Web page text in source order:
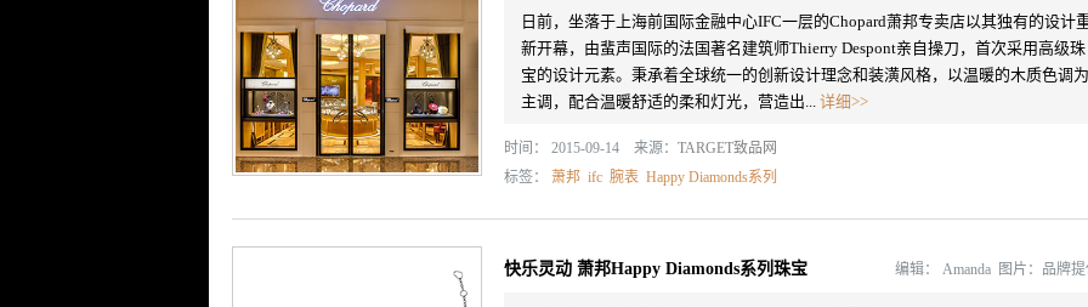
日前，坐落于上海前国际金融中心IFC一层的Chopard萧邦专卖店以其独有的设计
新开幕，由蜚声国际的法国著名建筑师Thierry Despont亲自操刀，首次采用高级珠
宝的设计元素。秉承着全球统一的创新设计理念和装潢风格，以温暖的木质色调为
主调，配合温暖舒适的柔和灯光，营造出... 详细>>
时间： 2015-09-14 来源： TARGET致品网
标签： 萧邦 ifc 腕表 Happy Diamonds系列
快乐灵动 萧邦Happy Diamonds系列珠宝 编辑： Amanda 图片：品牌